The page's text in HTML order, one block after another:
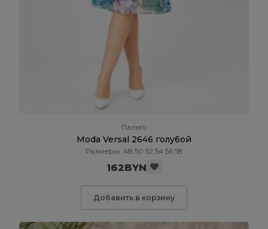
Пальто
Moda Versal 2646 голубой
Размеры: 48 50 52 54 56 58
162BYN
Добавить в корзину